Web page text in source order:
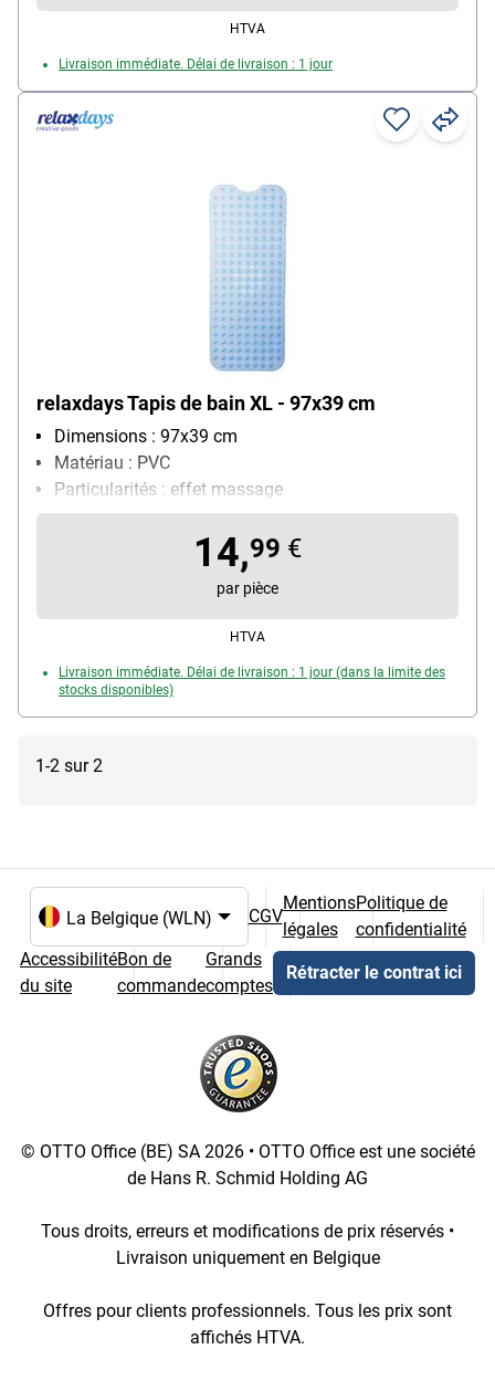
HTVA
Livraison immédiate. Délai de livraison : 1 jour
relaxdays Tapis de bain XL - 97x39 cm
Dimensions : 97x39 cm
Matériau : PVC
Particularités : effet massage
pour chauffage au sol : Non
14,99 €
par pièce
HTVA
Livraison immédiate. Délai de livraison : 1 jour (dans la limite des
stocks disponibles)
1-2 sur 2
Choix de la langue et du pays
CGV
Mentions
légales
Politique de
confidentialité
Accessibilité
du site
Bon de
commande
Grands
comptes
Rétracter le contrat ici
© OTTO Office (BE) SA 2026 • OTTO Office est une société
de Hans R. Schmid Holding AG
Tous droits, erreurs et modifications de prix réservés •
Livraison uniquement en Belgique
Offres pour clients professionnels. Tous les prix sont
affichés HTVA.